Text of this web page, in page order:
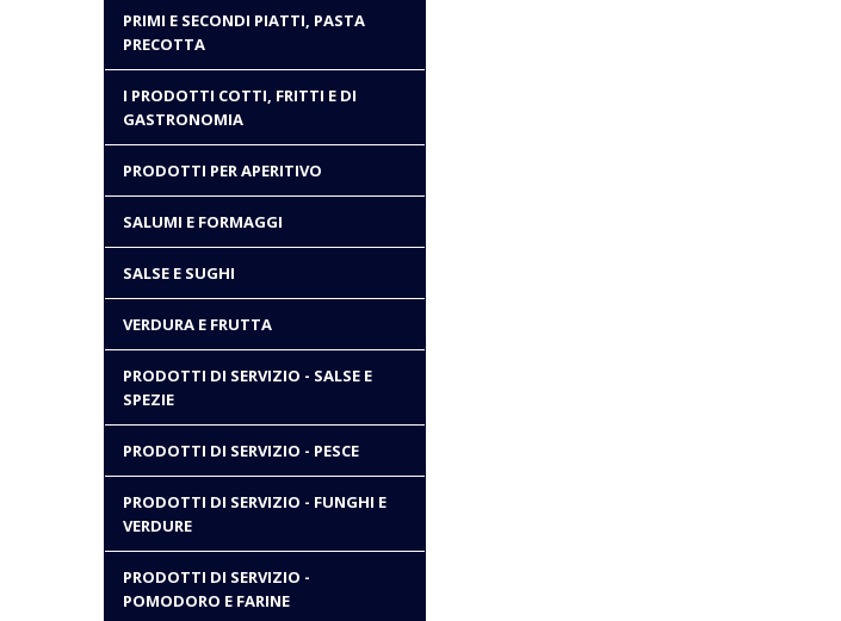
PRIMI E SECONDI PIATTI, PASTA
PRECOTTA
I PRODOTTI COTTI, FRITTI E DI
GASTRONOMIA
PRODOTTI PER APERITIVO
SALUMI E FORMAGGI
SALSE E SUGHI
VERDURA E FRUTTA
PRODOTTI DI SERVIZIO - SALSE E
SPEZIE
PRODOTTI DI SERVIZIO - PESCE
PRODOTTI DI SERVIZIO - FUNGHI E
VERDURE
PRODOTTI DI SERVIZIO -
POMODORO E FARINE